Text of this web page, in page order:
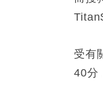
受有
40分